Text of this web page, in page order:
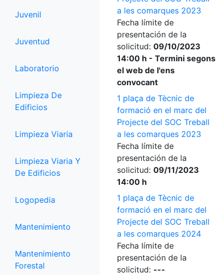
Juvenil
Juventud
Laboratorio
Limpieza De
Edificios
Limpieza Viaria
Limpieza Viaria Y
De Edificios
Logopedia
Mantenimiento
Mantenimiento
Forestal
a les comarques 2023
Fecha límite de
presentación de la
solicitud: 09/10/2023
14:00 h - Termini segons
el web de l'ens
convocant
1 plaça de Tècnic de
formació en el marc del
Projecte del SOC Treball
a les comarques 2023
Fecha límite de
presentación de la
solicitud: 09/11/2023
14:00 h
1 plaça de Tècnic de
formació en el marc del
Projecte del SOC Treball
a les comarques 2024
Fecha límite de
presentación de la
solicitud: ---